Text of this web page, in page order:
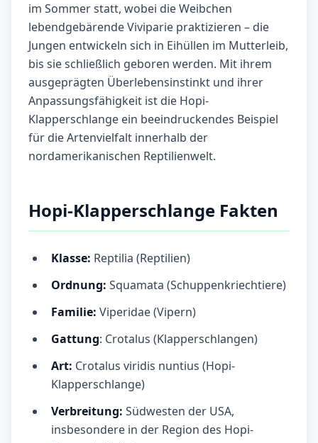
im Sommer statt, wobei die Weibchen
lebendgebärende Viviparie praktizieren – die
Jungen entwickeln sich in Eihüllen im Mutterleib,
bis sie schließlich geboren werden. Mit ihrem
ausgeprägten Überlebensinstinkt und ihrer
Anpassungsfähigkeit ist die Hopi-
Klapperschlange ein beeindruckendes Beispiel
für die Artenvielfalt innerhalb der
nordamerikanischen Reptilienwelt.
Hopi-Klapperschlange Fakten
Klasse: Reptilia (Reptilien)
Ordnung: Squamata (Schuppenkriechtiere)
Familie: Viperidae (Vipern)
Gattung: Crotalus (Klapperschlangen)
Art: Crotalus viridis nuntius (Hopi-
Klapperschlange)
Verbreitung: Südwesten der USA,
insbesondere in der Region des Hopi-